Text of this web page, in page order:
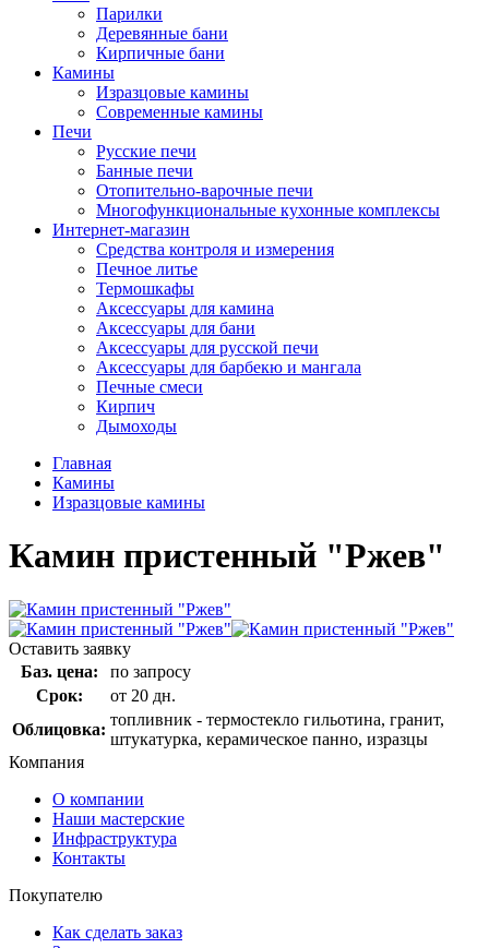
Парилки
Деревянные бани
Кирпичные бани
Камины
Изразцовые камины
Современные камины
Печи
Русские печи
Банные печи
Отопительно-варочные печи
Многофункциональные кухонные комплексы
Интернет-магазин
Средства контроля и измерения
Печное литье
Термошкафы
Аксессуары для камина
Аксессуары для бани
Аксессуары для русской печи
Аксессуары для барбекю и мангала
Печные смеси
Кирпич
Дымоходы
Главная
Камины
Изразцовые камины
Камин пристенный "Ржев"
Оставить заявку
Баз. цена:
по запросу
Срок:
от 20 дн.
Облицовка:
топливник - термостекло гильотина, гранит,
штукатурка, керамическое панно, изразцы
Компания
О компании
Наши мастерские
Инфраструктура
Контакты
Покупателю
Как сделать заказ